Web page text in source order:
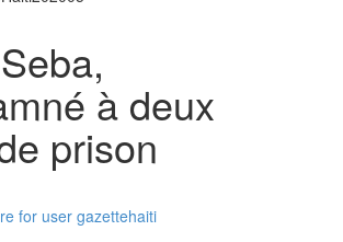
à deux
prison